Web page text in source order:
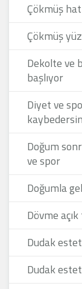
Çökmüş
Çökmüş
Dekolte ve
başlıyor
Diyet ve
Doğum
ve spor
Doğumla
Dövme
Dudak
Dudak